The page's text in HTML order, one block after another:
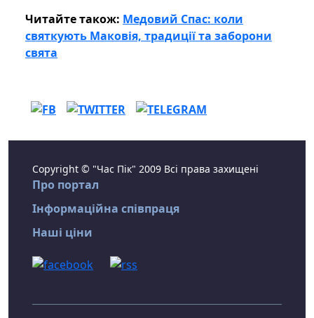
Читайте також: Медовий Спас: коли
святкують Маковія, традиції та заборони
свята
Copyright © "Час Пік" 2009 Всі права захищені
Про портал
Інформаційна співпраця
Наші ціни